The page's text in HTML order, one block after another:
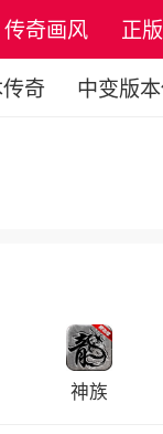
传奇画风
正
奇 中变版
神族